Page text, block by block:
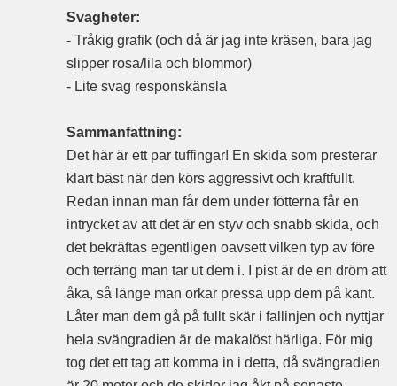
Svagheter:
- Tråkig grafik (och då är jag inte kräsen, bara jag
slipper rosa/lila och blommor)
- Lite svag responskänsla
Sammanfattning:
Det här är ett par tuffingar! En skida som presterar
klart bäst när den körs aggressivt och kraftfullt.
Redan innan man får dem under fötterna får en
intrycket av att det är en styv och snabb skida, och
det bekräftas egentligen oavsett vilken typ av före
och terräng man tar ut dem i. I pist är de en dröm att
åka, så länge man orkar pressa upp dem på kant.
Låter man dem gå på fullt skär i fallinjen och nyttjar
hela svängradien är de makalöst härliga. För mig
tog det ett tag att komma in i detta, då svängradien